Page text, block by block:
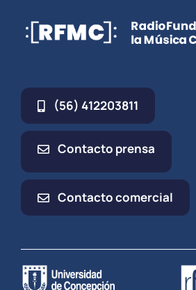
(56) 412203811
Contacto prensa
Contacto comercial